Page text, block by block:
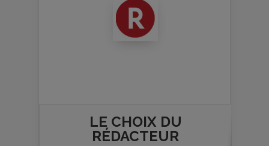
LE CHOIX DU
RÉDACTEUR